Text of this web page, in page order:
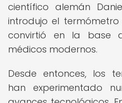
científico alemán
introdujo el
convirtió en la base
médicos modernos.
Desde entonces, los
han experimentado